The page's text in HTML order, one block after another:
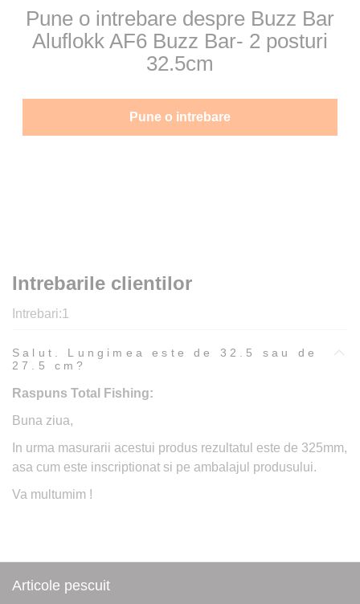
Intrebarile clientilor
Intrebari:1
Salut. Lungimea este de 32.5 sau de
27.5 cm?
Raspuns Total Fishing:
Buna ziua,
In urma masurarii acestui produs rezultatul este de 325mm,
asa cum este inscriptionat si pe ambalajul produsului.
Va multumim !
Pune o intrebare despre Buzz Bar
Aluflokk AF6 Buzz Bar- 2 posturi
32.5cm
Pune o intrebare
Articole pescuit